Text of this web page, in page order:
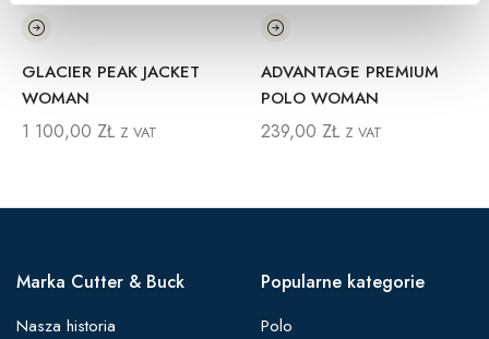
GLACIER PEAK JACKET
WOMAN
1 100,00 ZŁ Z VAT
ADVANTAGE PREMIUM
POLO WOMAN
239,00 ZŁ Z VAT
Marka Cutter & Buck
Nasza historia
Popularne kategorie
Polo